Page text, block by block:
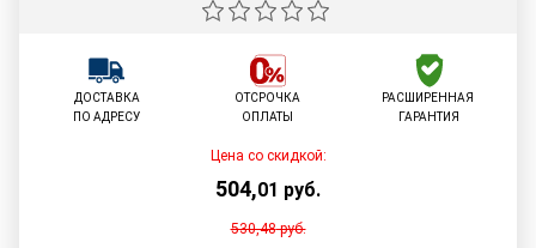
ДОСТАВКА
ПО АДРЕСУ
ОТСРОЧКА
ОПЛАТЫ
РАСШИРЕННАЯ
ГАРАНТИЯ
Цена со скидкой:
504,01 руб.
530,48руб.